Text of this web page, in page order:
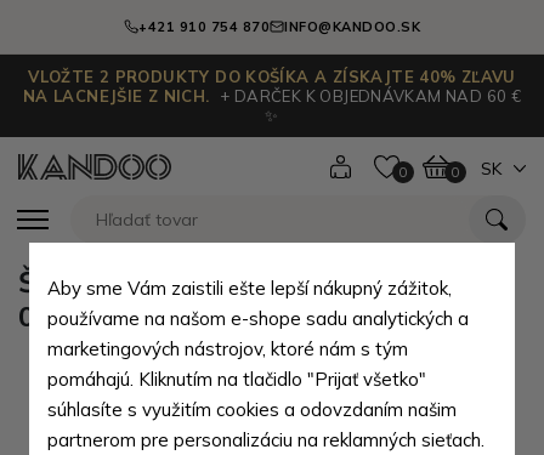
+421 910 754 870 INFO@KANDOO.SK
VLOŽTE 2 PRODUKTY DO KOŠÍKA A ZÍSKAJTE 40% ZĽAVU
NA LACNEJŠIE Z NICH.
+ DARČEK K OBJEDNÁVKAM NAD 60 €
✨
0 0 SK
Šedé chlapecké kojenecké ponožky
0 - 6 měsíců Aileen - 1 pár
Aby sme Vám zaistili ešte lepší nákupný zážitok,
používame na našom e-shope sadu analytických a
marketingových nástrojov, ktoré nám s tým
pomáhajú. Kliknutím na tlačidlo "Prijať všetko"
súhlasíte s využitím cookies a odovzdaním našim
partnerom pre personalizáciu na reklamných sieťach.